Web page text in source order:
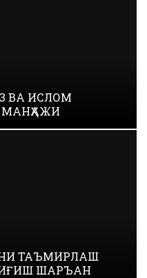
ВА ИСЛОМ
ТАЪМИРЛАШ
ШАРЪАН